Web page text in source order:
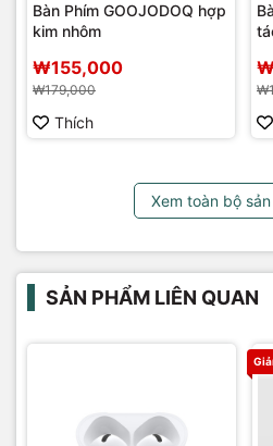
Bàn Phím GOOJODOQ hợp
kim nhôm
₩155,000
₩179,000
Thích
Xem toàn bộ
SẢN PHẨM LIÊN QUAN